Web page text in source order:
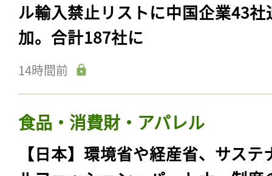
ル輸入禁止リストに中国企業43社
加。合計187社に
14時間前
食品・消費財・アパレル
【日本】環境省や経産省、サステ